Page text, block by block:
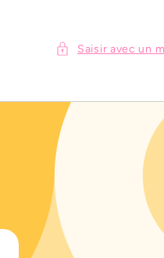
Saisir avec un